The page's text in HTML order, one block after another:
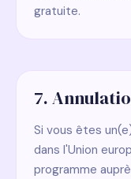
gratuite.
7.
Si vous êtes
dans l'Union
programme